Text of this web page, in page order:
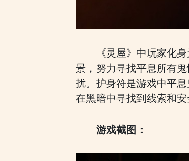
《灵屋》中玩家化
景，努力寻找平息所有
扰。护身符是游戏中平
在黑暗中寻找到线索和安
游戏截图：